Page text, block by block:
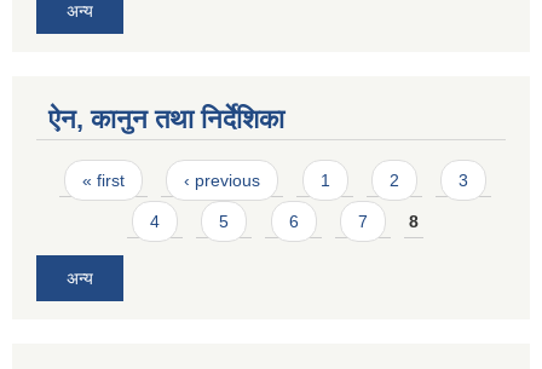
अन्य
ऐन, कानुन तथा निर्देशिका
Pages
« first ‹ previous 1 2 3
4 5 6 7 8
अन्य